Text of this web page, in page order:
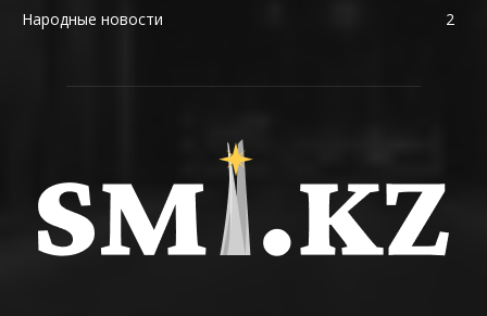
Народные новости
2